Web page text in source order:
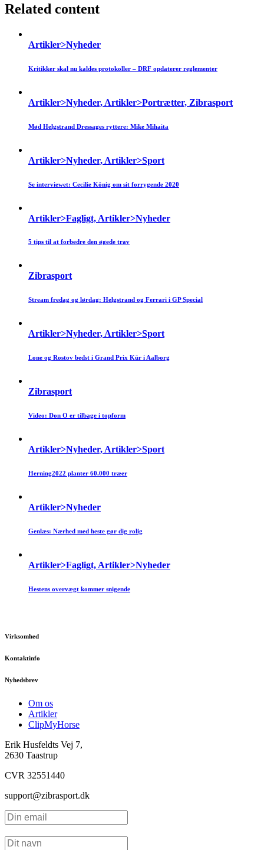
Related content
Artikler>Nyheder
Kritikker skal nu kaldes protokoller – DRF opdaterer reglementer
Artikler>Nyheder, Artikler>Portrætter, Zibrasport
Mød Helgstrand Dressages ryttere: Mike Mihaita
Artikler>Nyheder, Artikler>Sport
Se interviewet: Cecilie König om sit forrygende 2020
Artikler>Fagligt, Artikler>Nyheder
5 tips til at forbedre den øgede trav
Zibrasport
Stream fredag og lørdag: Helgstrand og Ferrari i GP Special
Artikler>Nyheder, Artikler>Sport
Lone og Rostov bedst i Grand Prix Kür i Aalborg
Zibrasport
Video: Don O er tilbage i topform
Artikler>Nyheder, Artikler>Sport
Herning2022 planter 60.000 træer
Artikler>Nyheder
Genlæs: Nærhed med heste gør dig rolig
Artikler>Fagligt, Artikler>Nyheder
Hestens overvægt kommer snigende
Virksomhed
Kontaktinfo
Nyhedsbrev
Om os
Artikler
ClipMyHorse
Erik Husfeldts Vej 7,
2630 Taastrup
CVR 32551440
support@zibrasport.dk